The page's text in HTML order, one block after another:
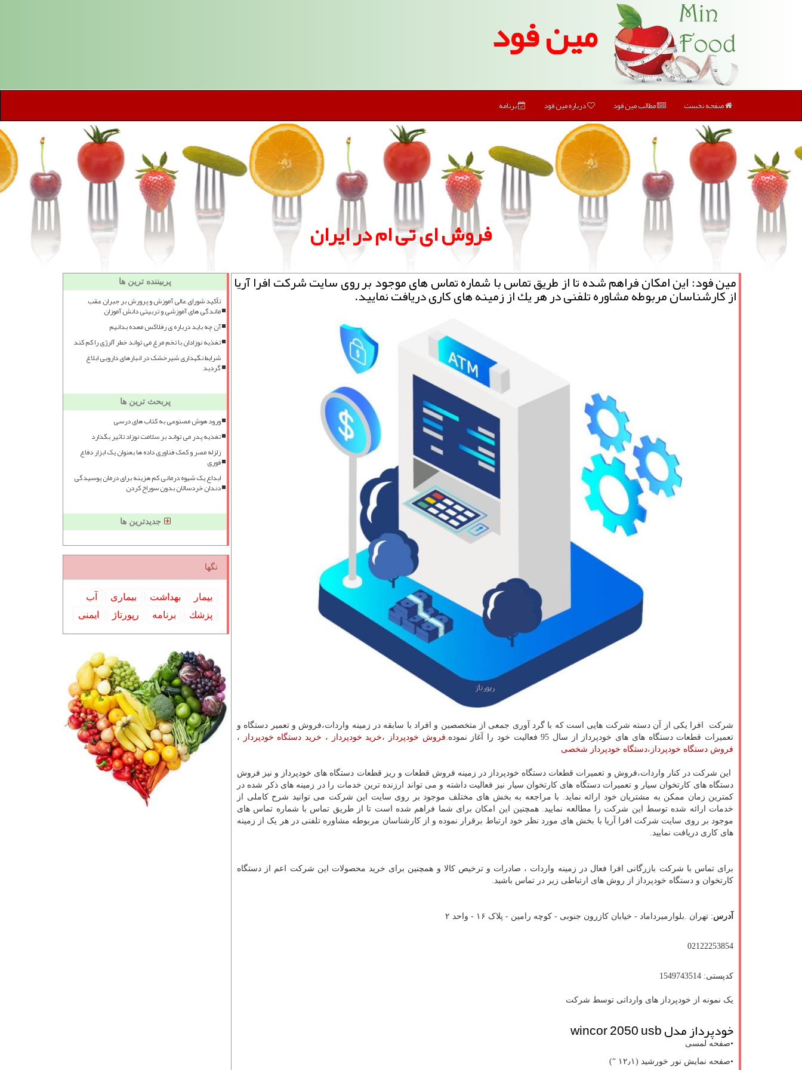
مین فود
صفحه نخست مطالب مین فود درباره مین فود برنامه
فروش ای تی ام در ایران
مین فود: این امكان فراهم شده تا از طریق تماس با شماره تماس های موجود بر روی سایت شركت افرا آریا
از كارشناسان مربوطه مشاوره تلفنی در هر یك از زمینه های كاری دریافت نمایید.
شرکت افرا یکی از آن دسته شرکت هایی است که با گرد آوری جمعی از متخصصین و افراد با سابقه در زمینه واردات،فروش و تعمیر دستگاه و
تعمیرات قطعات دستگاه های های خودپرداز از سال 95 فعالیت خود را آغاز نموده.
فروش خودپرداز ،خرید خودپرداز ، خرید دستگاه خودپرداز
،
فروش دستگاه خودپرداز ،دستگاه خودپرداز شخصی
این شرکت در کنار واردات،فروش و تعمیرات قطعات دستگاه خودپرداز در زمینه فروش قطعات و ریز قطعات دستگاه های خودپرداز و نیز فروش
دستگاه های کارتخوان سیار و تعمیرات دستگاه های کارتخوان سیار نیز فعالیت داشته و می تواند ارزنده ترین خدمات را در زمینه های ذکر شده در
کمترین زمان ممکن به مشتریان خود ارائه نماید. با مراجعه به بخش های مختلف موجود بر روی سایت این شرکت می توانید شرح کاملی از
خدمات ارائه شده توسط این شرکت را مطالعه نمایید. همچنین این امکان برای شما فراهم شده است تا از طریق تماس با شماره تماس های
موجود بر روی سایت شرکت افرا آریا با بخش های مورد نظر خود ارتباط برقرار نموده و از کارشناسان مربوطه مشاوره تلفنی در هر یک از زمینه
های کاری دریافت نمایید.
برای تماس با شرکت بازرگانی افرا فعال در زمینه واردات ، صادرات و ترخیص کالا و همچنین برای خرید محصولات این شرکت اعم از دستگاه
کارتخوان و دستگاه خودپرداز از روش های ارتباطی زیر در تماس باشید.
آدرس: تهران .بلوارمیرداماد - خیابان کازرون جنوبی - کوچه رامین - پلاک ۱۶ - واحد ۲
02122253854
کدپستی: 1549743514
یک نمونه از خودپرداز های وارداتی توسط شرکت
خودپرداز مدلwincor 2050 usb
•صفحه لمسی
•صفحه نمایش نور خورشید (۱۲٫۱ “)
پربیننده ترین ها
تأکید شورای عالی آموزش و پرورش بر جبران عقب
ماندگی های آموزشی و تربیتی دانش آموزان
آن چه باید درباره ی رفلاکس معده بدانیم
تغذیه نوزادان با تخم مرغ می تواند خطر آلرژی را کم کند
شرایط نگهداری شیرخشک در انبارهای دارویی ابلاغ
گردید
پربحث ترین ها
ورود هوش مصنوعی به کتاب های درسی
تغذیه پدر می تواند بر سلامت نوزاد تاثیر بگذارد
زلزله مصر و کمک فناوری داده ها بعنوان یک ابزار دفاع
فوری
ابداع یک شیوه درمانی کم هزینه برای درمان پوسیدگی
دندان خردسالان بدون سوراخ کردن
جدیدترین ها
تگها
بیمار بهداشت بیماری
آب
پزشك
برنامه رپورتاژ ایمنی